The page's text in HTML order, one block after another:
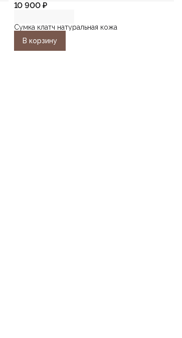
10 900 ₽
Сумка клатч натуральная кожа
В корзину